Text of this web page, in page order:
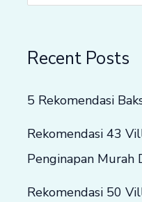
Recent Posts
5 Rekomendasi
Rekomendasi 43
Penginapan Murah
Rekomendasi 50